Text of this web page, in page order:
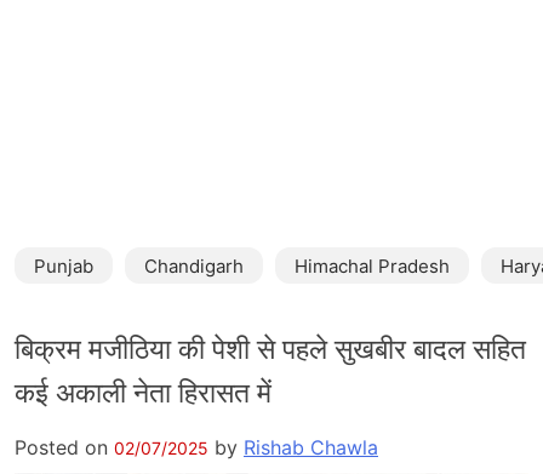
Punjab Chandigarh Himachal Pradesh
बिक्रम मजीठिया की पेशी से पहले सुखबीर बादल सहित
कई अकाली नेता हिरासत में
Posted on 02/07/2025 by Rishab Chawla